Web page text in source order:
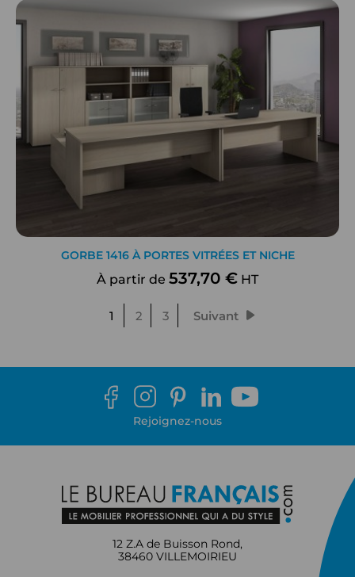
GORBE 1416 À PORTES VITRÉES ET NICHE
À partir de 537,70 € HT
1 2 3 Suivant
Rejoignez-nous
12 Z.A de Buisson Rond,
38460 VILLEMOIRIEU